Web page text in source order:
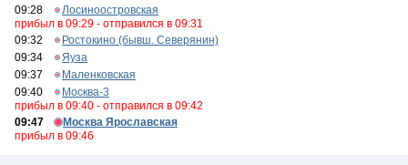
09:28
Лосиноостровская
прибыл в 09:29 - отправился в 09:31
09:32
Ростокино (бывш. Северянин)
09:34
Яуза
09:37
Маленковская
09:40
Москва-3
прибыл в 09:40 - отправился в 09:42
09:47
Москва Ярославская
прибыл в 09:46